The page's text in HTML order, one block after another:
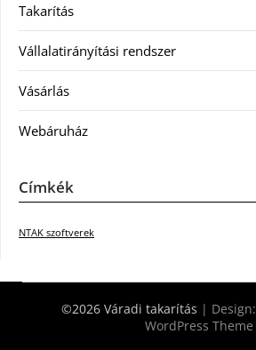
Takarítás
Vállalatirányítási rendszer
Vásárlás
Webáruház
Címkék
NTAK szoftverek
©2026 Váradi takarítás | Design:
WordPress Theme